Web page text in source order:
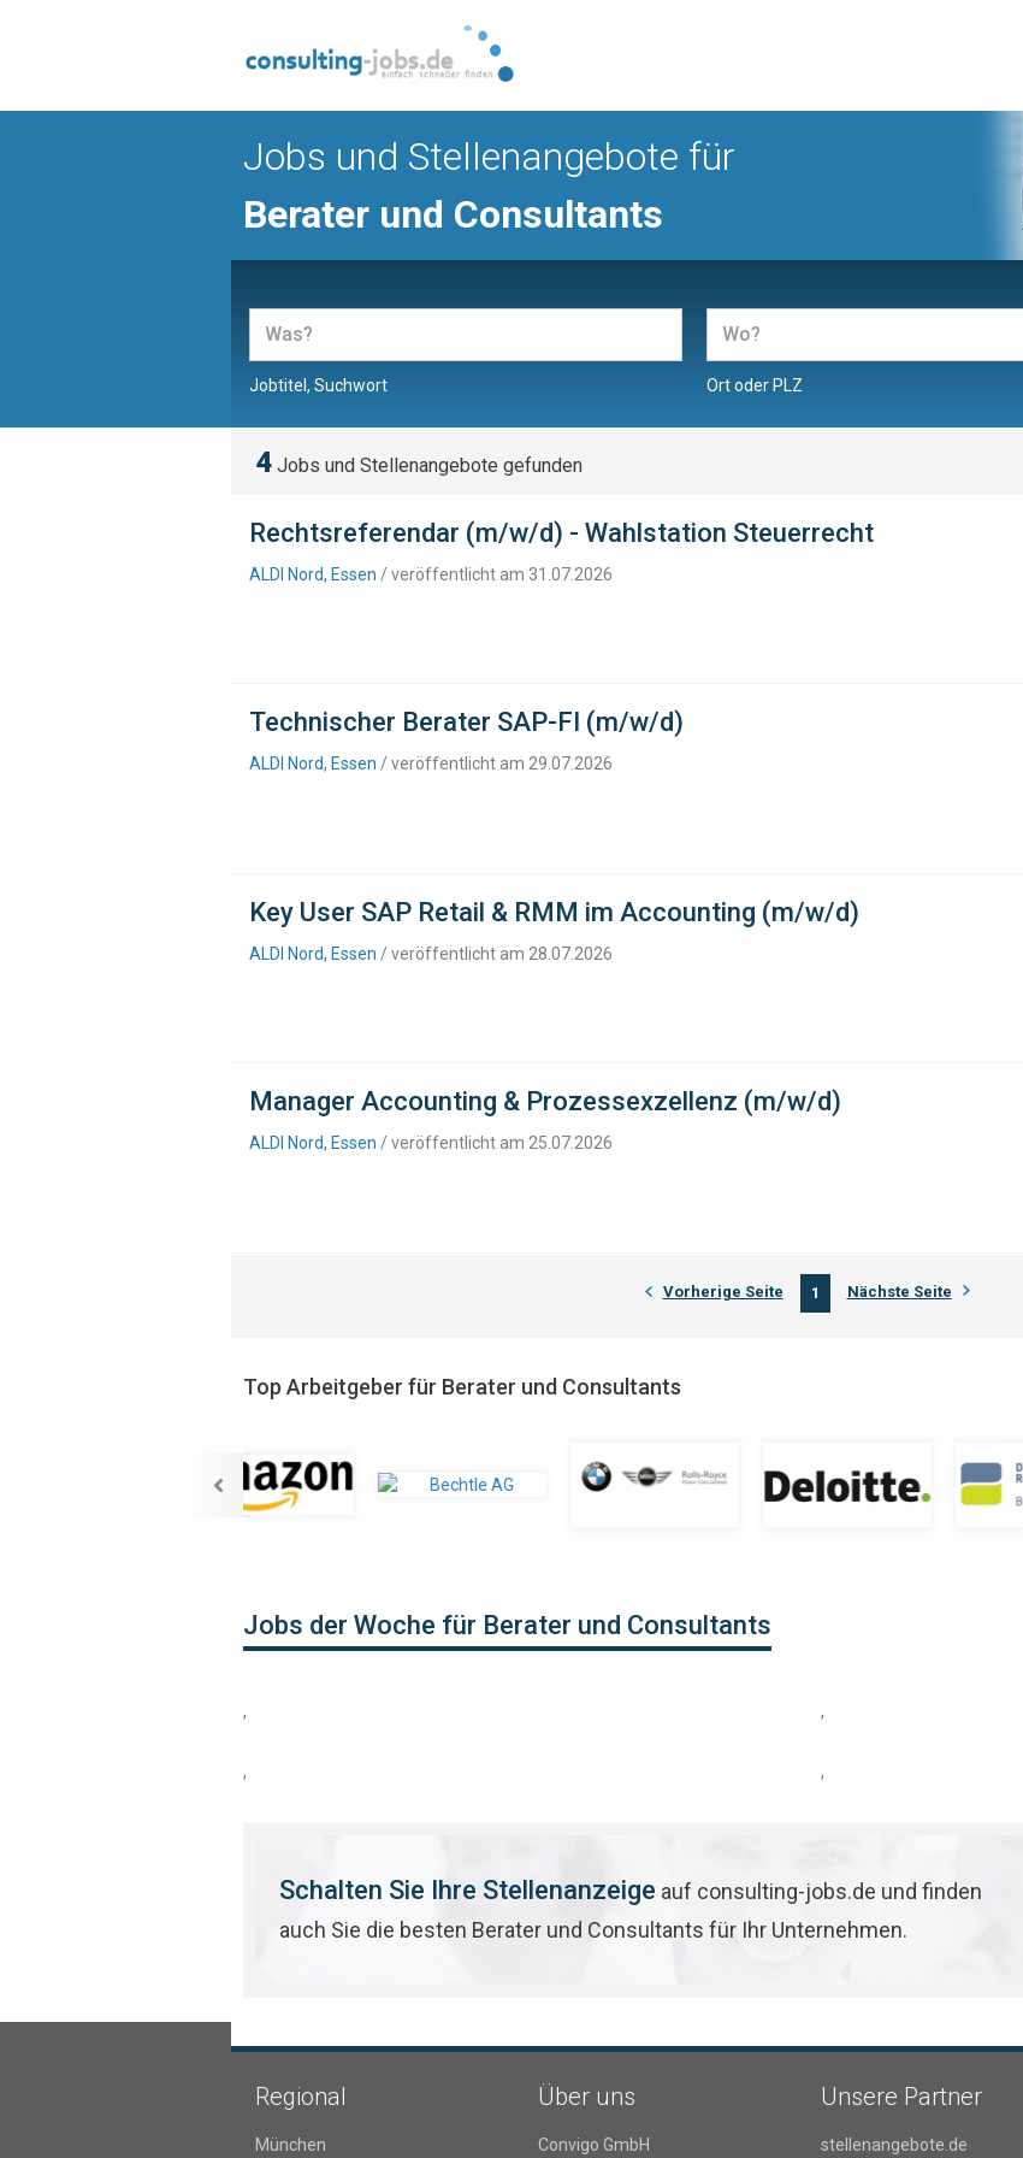
Jobs und Stellenangebote für
Berater und Consultants
Jobtitel, Suchwort Ort oder PLZ
4 Jobs und Stellenangebote gefunden
Rechtsreferendar (m/w/d) - Wahlstation Steuerrecht
ALDI Nord, Essen / veröffentlicht am 31.07.2026
Technischer Berater SAP-FI (m/w/d)
ALDI Nord, Essen / veröffentlicht am 29.07.2026
Key User SAP Retail & RMM im Accounting (m/w/d)
ALDI Nord, Essen / veröffentlicht am 28.07.2026
Manager Accounting & Prozessexzellenz (m/w/d)
ALDI Nord, Essen / veröffentlicht am 25.07.2026
Vorherige Seite 1 Nächste Seite
Top Arbeitgeber für Berater und Consultants
Jobs der Woche für Berater und Consultants
, ,
, ,
Schalten Sie Ihre Stellenanzeige auf consulting-jobs.de und finden
auch Sie die besten Berater und Consultants für Ihr Unternehmen.
Regional
München
Über uns
Convigo GmbH
Unsere Partner
stellenangebote.de